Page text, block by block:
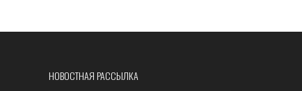
НОВОСТНАЯ РАССЫЛКА